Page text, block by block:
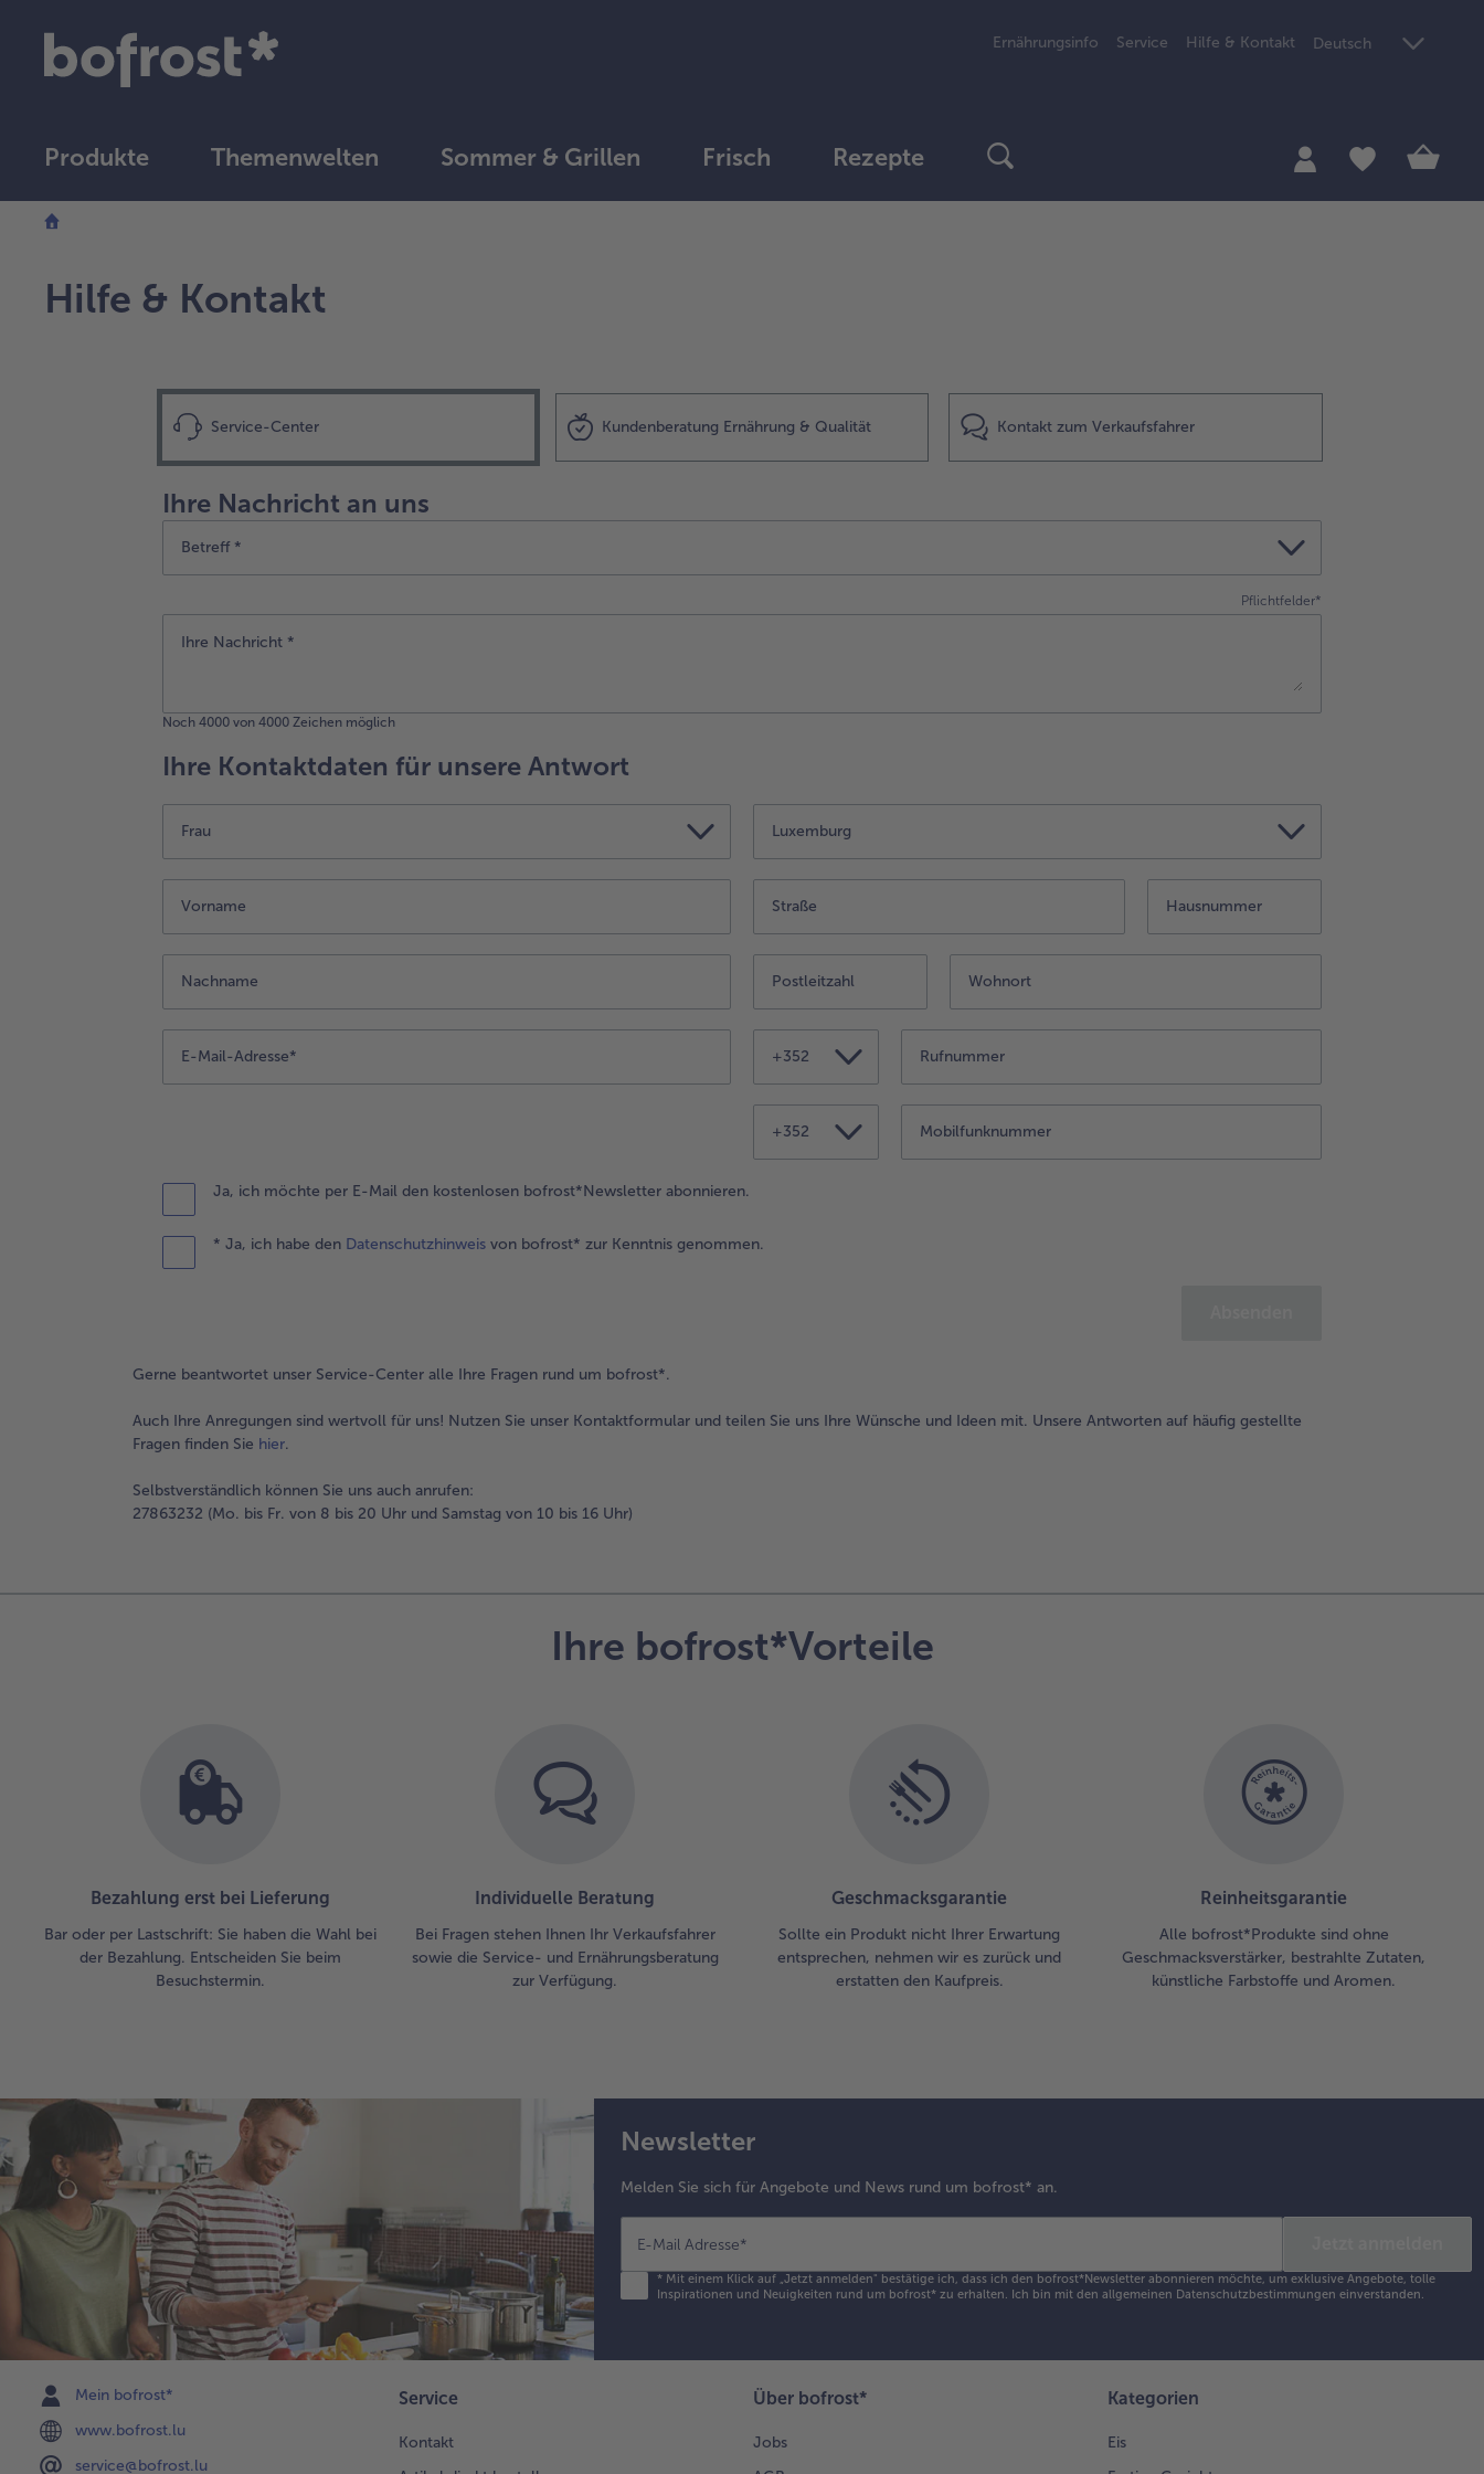
Ernährungsinfo Service Hilfe & Kontakt Deutsch
Produkte Themenwelten Sommer & Grillen Frisch Rezepte
Hilfe & Kontakt
Service-Center Kundenberatung Ernährung & Qualität Kontakt zum Verkaufsfahrer
Ihre Nachricht an uns
Betreff *
Pflichtfelder*
Noch 4000 von 4000 Zeichen möglich
Ihre Kontaktdaten für unsere Antwort
Frau Luxemburg
+352
+352
Ja, ich möchte per E-Mail den kostenlosen bofrost*Newsletter abonnieren.
* Ja, ich habe den Datenschutzhinweis von bofrost* zur Kenntnis genommen.
Gerne beantwortet unser Service-Center alle Ihre Fragen rund um bofrost*.
Auch Ihre Anregungen sind wertvoll für uns! Nutzen Sie unser Kontaktformular und teilen Sie uns Ihre Wünsche und Ideen mit. Unsere Antworten auf häufig gestellte
Fragen finden Sie hier.
Selbstverständlich können Sie uns auch anrufen:
27863232 (Mo. bis Fr. von 8 bis 20 Uhr und Samstag von 10 bis 16 Uhr)
Ihre bofrost*Vorteile
Bezahlung erst bei Lieferung
Bar oder per Lastschrift: Sie haben die Wahl bei
der Bezahlung. Entscheiden Sie beim
Besuchstermin.
Individuelle Beratung
Bei Fragen stehen Ihnen Ihr Verkaufsfahrer
sowie die Service- und Ernährungsberatung
zur Verfügung.
Geschmacksgarantie
Sollte ein Produkt nicht Ihrer Erwartung
entsprechen, nehmen wir es zurück und
erstatten den Kaufpreis.
Reinheitsgarantie
Alle bofrost*Produkte sind ohne
Geschmacksverstärker, bestrahlte Zutaten,
künstliche Farbstoffe und Aromen.
Newsletter
Melden Sie sich für Angebote und News rund um bofrost* an.
E-Mail Adresse*
*Mit einem Klick auf „Jetzt anmelden" bestätige ich, dass ich den bofrost*Newsletter abonnieren möchte, um exklusive Angebote, tolle
Inspirationen und Neuigkeiten rund um bofrost* zu erhalten. Ich bin mit den allgemeinen Datenschutzbestimmungen einverstanden.
Mein bofrost*
www.bofrost.lu
service@bofrost.lu
Service
Kontakt
Über bofrost*
Jobs
Kategorien
Eis